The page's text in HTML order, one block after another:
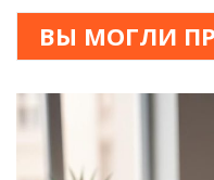
ВЫ МОГЛИ